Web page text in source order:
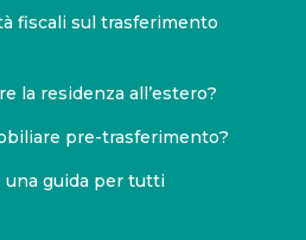
fiscali sul trasferimento
la residenza all’estero?
pre-trasferimento?
una guida per tutti